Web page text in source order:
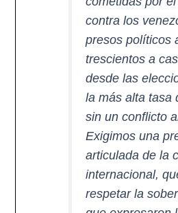
contra los
presos políticos
trescientos a
desde las
la más alta tasa
sin un conflicto
Exigimos una
articulada de la
internacional,
respetar la